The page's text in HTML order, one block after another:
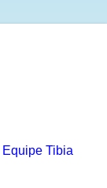
Tibia